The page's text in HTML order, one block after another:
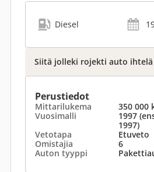
Diesel
Siitä jolleki rojekti auto
Perustiedot
Mittarilukema 350 000
Vuosimalli
1997
1997)
Vetotapa
Etuveto
Omistajia
6
Auton tyyppi